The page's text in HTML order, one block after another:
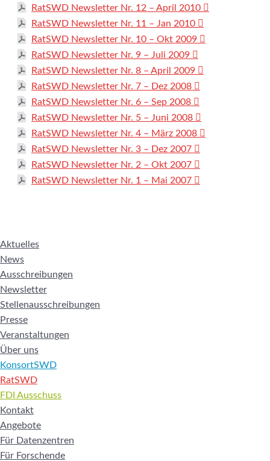
RatSWD Newsletter Nr. 12 – April 2010
RatSWD Newsletter Nr. 11 – Jan 2010
RatSWD Newsletter Nr. 10 – Okt 2009
RatSWD Newsletter Nr. 9 – Juli 2009
RatSWD Newsletter Nr. 8 – April 2009
RatSWD Newsletter Nr. 7 – Dez 2008
RatSWD Newsletter Nr. 6 – Sep 2008
RatSWD Newsletter Nr. 5 – Juni 2008
RatSWD Newsletter Nr. 4 – März 2008
RatSWD Newsletter Nr. 3 – Dez 2007
RatSWD Newsletter Nr. 2 – Okt 2007
RatSWD Newsletter Nr. 1 – Mai 2007
Aktuelles
News
Ausschreibungen
Newsletter
Stellenausschreibungen
Presse
Veranstaltungen
Über uns
KonsortSWD
RatSWD
FDI Ausschuss
Kontakt
Angebote
Für Datenzentren
Für Forschende